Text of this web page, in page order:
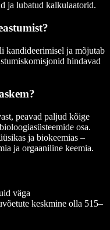
ja lubatud kalkulaatorid.
kandideerimisel ja mõjutab
hindavad
peavad paljud kõige
osa.
ja biokeemias –
ja orgaaniline keemia.
väga
keskmine olla 515–